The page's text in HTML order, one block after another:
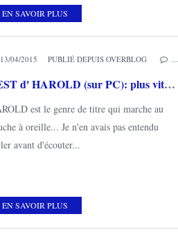
EN SAVOIR PLUS
,RUNNER
13/04/2015 PUBLIÉ DEPUIS OVERBLOG
TEST d' HAROLD (sur PC): plus vite, plus haut, plus fort!
est le genre de titre qui marche au
à oreille... Je n'en avais pas entendu
avant d'écouter...
EN SAVOIR PLUS